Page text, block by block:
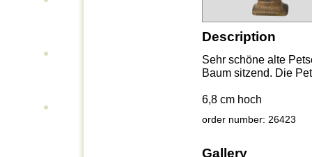
Description
Sehr schöne alte
Baum sitzend. Die
6,8 cm hoch
order number: 26423
Gallery